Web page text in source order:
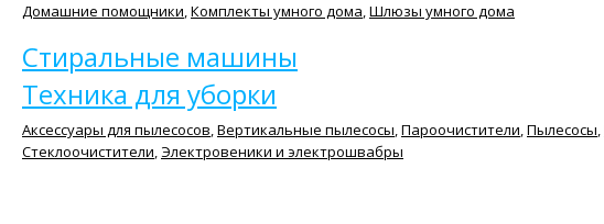
Домашние помощники,Комплекты умного дома,Шлюзы умного дома
Стиральные машины
Техника для уборки
Аксессуары для пылесосов,Вертикальные пылесосы,Пароочистители,Пылесосы,
Стеклоочистители,Электровеники и электрошвабры